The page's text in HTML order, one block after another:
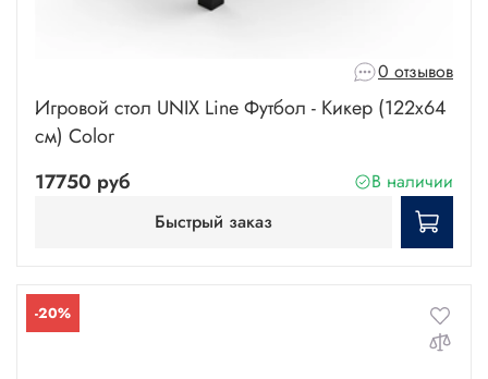
0 отзывов
Игровой стол UNIX Line Футбол - Кикер (122х64
cм) Color
17750 руб
В наличии
Быстрый заказ
-20%